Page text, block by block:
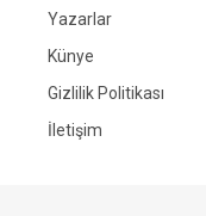
Yazarlar
Künye
Gizlilik Politikası
İletişim